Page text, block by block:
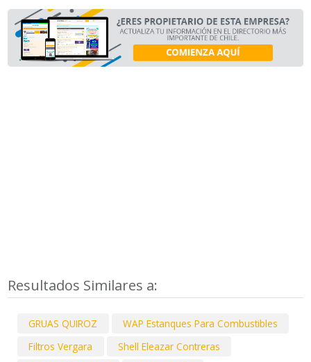
Resultados Similares a:
GRUAS QUIROZ
WAP Estanques Para Combustibles
Filtros Vergara
Shell Eleazar Contreras